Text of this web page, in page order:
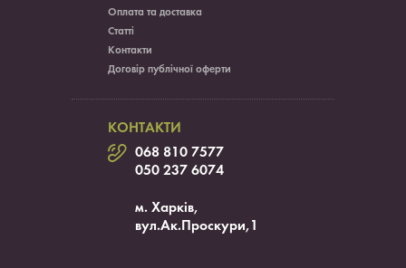
Оплата та доставка
Статті
Контакти
Договір публічної оферти
КОНТАКТИ
068 810 7577
050 237 6074
м. Харків,
вул.Ак.Проскури,1